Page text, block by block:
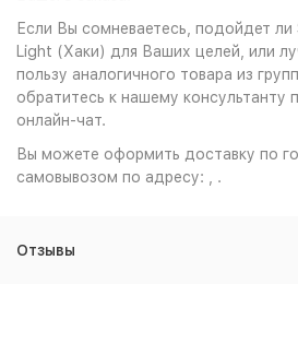
Если Вы сомневаетесь, подойдет
Light (Хаки) для Ваших целей, или
пользу аналогичного товара из
обратитесь к нашему консультанту
онлайн-чат.
Вы можете оформить доставку по
самовывозом по адресу: , .
Отзывы